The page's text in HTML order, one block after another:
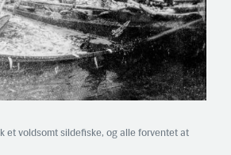
et voldsomt sildefiske, og alle forventet at